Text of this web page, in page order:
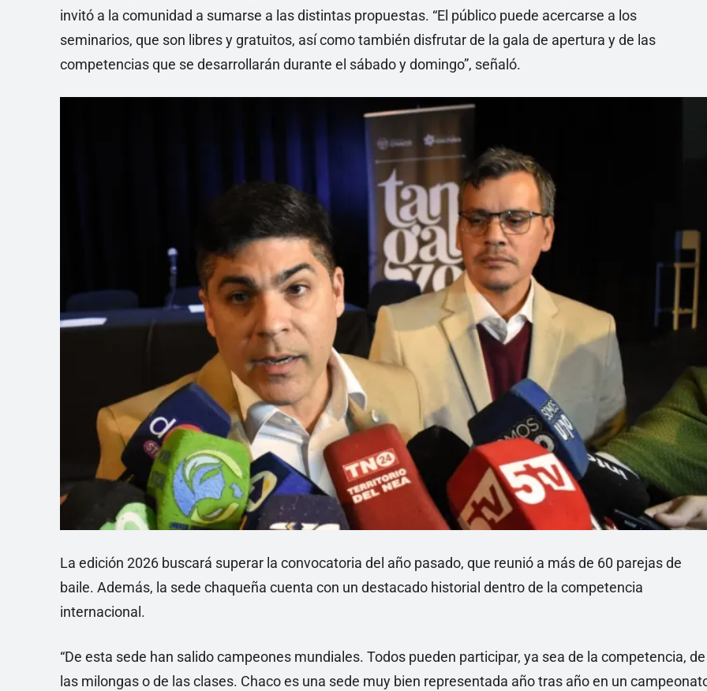
invitó a la comunidad a sumarse a las distintas propuestas. “El público puede acercarse a los
seminarios, que son libres y gratuitos, así como también disfrutar de la gala de apertura y de las
competencias que se desarrollarán durante el sábado y domingo”, señaló.
La edición 2026 buscará superar la convocatoria del año pasado, que reunió a más de 60 parejas de
baile. Además, la sede chaqueña cuenta con un destacado historial dentro de la competencia
internacional.
“De esta sede han salido campeones mundiales. Todos pueden participar, ya sea de la competencia, de
las milongas o de las clases. Chaco es una sede muy bien representada año tras año en un